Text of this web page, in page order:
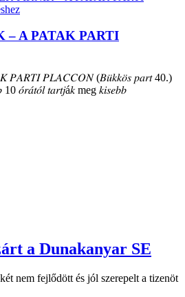
A PATAK PARTI
𝑃𝐴𝑅𝑇𝐼 𝑃𝐿𝐴𝐶𝐶𝑂𝑁 (𝐵𝑢̈𝑘𝑘𝑜̈𝑠 𝑝𝑎𝑟𝑡 40.)
𝑜́𝑟𝑎́𝑡𝑜́𝑙 𝑡𝑎𝑟𝑡𝑗á𝑘 meg 𝑘𝑖𝑠𝑒𝑏𝑏
a Dunakanyar SE
nem fejlődött és jól szerepelt a tizenöt